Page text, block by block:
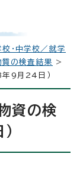
校・中学校／就学
の検査結果
>
年9月24日）
資の検